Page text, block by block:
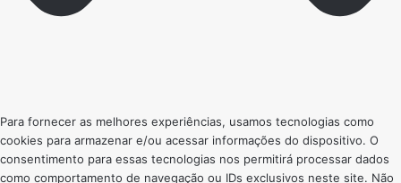
Para fornecer as melhores experiências, usamos tecnologias como
cookies para armazenar e/ou acessar informações do dispositivo. O
consentimento para essas tecnologias nos permitirá processar dados
como comportamento de navegação ou IDs exclusivos neste site. Não